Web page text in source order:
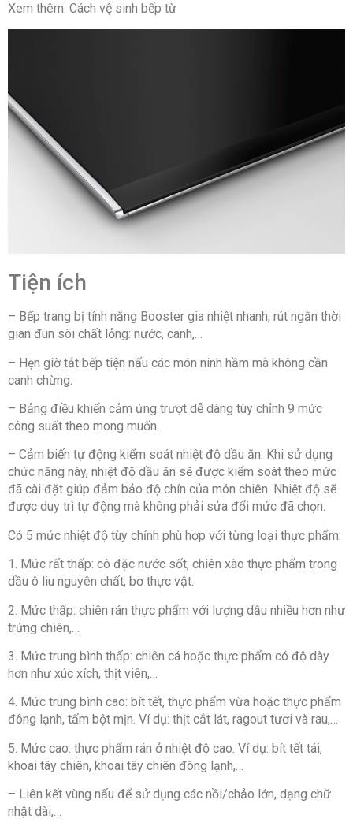
Xem thêm: Cách vệ sinh bếp từ
Tiện ích
– Bếp trang bị tính năng Booster gia nhiệt nhanh, rút ngắn thời
gian đun sôi chất lỏng: nước, canh,…
– Hẹn giờ tắt bếp tiện nấu các món ninh hầm mà không cần
canh chừng.
– Bảng điều khiển cảm ứng trượt dễ dàng tùy chỉnh 9 mức
công suất theo mong muốn.
– Cảm biến tự động kiểm soát nhiệt độ dầu ăn. Khi sử dụng
chức năng này, nhiệt độ dầu ăn sẽ được kiểm soát theo mức
đã cài đặt giúp đảm bảo độ chín của món chiên. Nhiệt độ sẽ
được duy trì tự động mà không phải sửa đổi mức đã chọn.
Có 5 mức nhiệt độ tùy chỉnh phù hợp với từng loại thực phẩm:
1. Mức rất thấp: cô đặc nước sốt, chiên xào thực phẩm trong
dầu ô liu nguyên chất, bơ thực vật.
2. Mức thấp: chiên rán thực phẩm với lượng dầu nhiều hơn như
trứng chiên,…
3. Mức trung bình thấp: chiên cá hoặc thực phẩm có độ dày
hơn như xúc xích, thịt viên,…
4. Mức trung bình cao: bít tết, thực phẩm vừa hoặc thực phẩm
đông lạnh, tẩm bột mịn. Ví dụ: thịt cắt lát, ragout tươi và rau,…
5. Mức cao: thực phẩm rán ở nhiệt độ cao. Ví dụ: bít tết tái,
khoai tây chiên, khoai tây chiên đông lạnh,…
– Liên kết vùng nấu để sử dụng các nồi/chảo lớn, dạng chữ
nhật dài,…